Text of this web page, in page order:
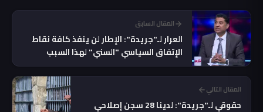
المقال السابق
العرار لـ"جريدة": الإطار لن ينفذ كافة نقاط
الإتفاق السياسي "السني" لهذا السبب
المقال التالي
حقوقي لـ"جريدة": لدينا 28 سجن إصلاحي